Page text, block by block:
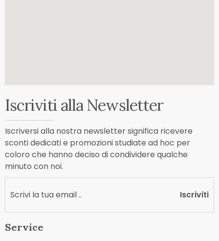
Iscriviti alla Newsletter
Iscriversi alla nostra newsletter significa ricevere
sconti dedicati e promozioni studiate ad hoc per
coloro che hanno deciso di condividere qualche
minuto con noi.
Iscriviti
Service